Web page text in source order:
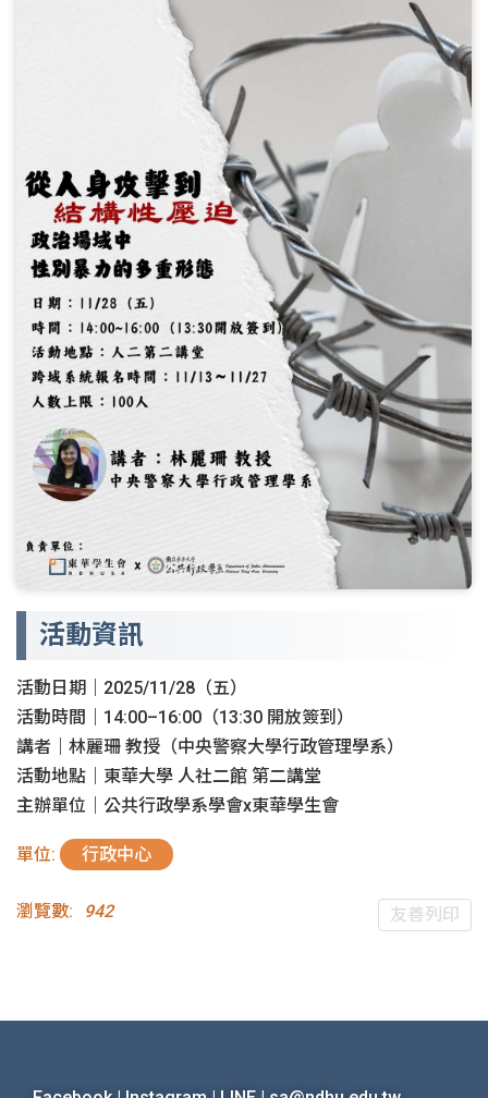
活動資訊
活動日期｜2025/11/28（五）
活動時間｜14:00–16:00（13:30 開放簽到）
講者｜林麗珊 教授（中央警察大學行政管理學系）
活動地點｜東華大學 人社二館 第二講堂
主辦單位｜公共行政學系學會x東華學生會
單位: 行政中心
瀏覽數: 942 友善列印